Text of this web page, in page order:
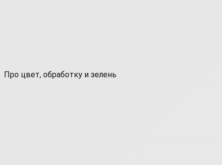
Про цвет, обработку и зелень